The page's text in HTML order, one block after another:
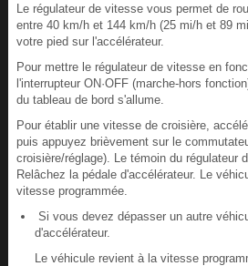
Le régulateur de vitesse vous permet de
entre 40 km/h et 144 km/h (25 mi/h et 89
votre pied sur l'accélérateur.
Pour mettre le régulateur de vitesse en
l'interrupteur ON·OFF (marche-hors
du tableau de bord s'allume.
Pour établir une vitesse de croisière,
puis appuyez brièvement sur le
croisière/réglage). Le témoin du régulateur
Relâchez la pédale d'accélérateur. Le
vitesse programmée.
Si vous devez dépasser un autre
d'accélérateur.
Le véhicule revient à la vitesse